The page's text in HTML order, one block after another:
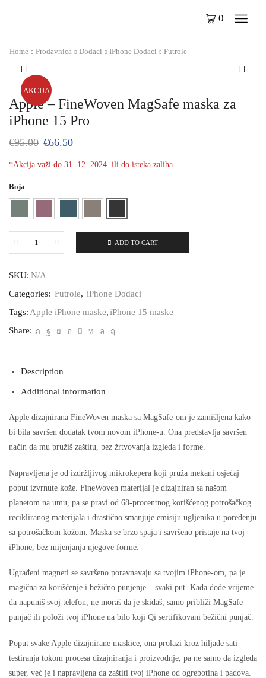
0
Home Prodavnica Dodaci IPhone Dodaci Futrole
AKCIJA
Apple – FineWoven MagSafe maska za
iPhone 15 Pro
€95.00 €66.50
*Akcija važi do 31. 12. 2024. ili do isteka zaliha.
Boja
Apple
MagSafe
maska
iPhone
Pro
ADD TO CART
SKU: N/A
Categories: Futrole, iPhone Dodaci
Tags: Apple iPhone maske, iPhone 15 maske
Share:
Description
Additional information
Apple dizajnirana FineWoven maska sa MagSafe-om je zamišljena kako
bi bila savršen dodatak tvom novom iPhone-u. Ona predstavlja savršen
način da mu pružiš zaštitu, bez žrtvovanja izgleda i forme.
Napravljena je od izdržljivog mikrokepera koji pruža mekani osjećaj
poput izvrnute kože. FineWoven materijal je dizajniran sa našom
planetom na umu, pa se pravi od 68-procentnog korišćenog potrošačkog
recikliranog materijala i drastično smanjuje emisiju ugljenika u poređenju
sa potrošačkom kožom. Maska se brzo spaja i savršeno pristaje na tvoj
iPhone, bez mijenjanja njegove forme.
Ugrađeni magneti se savršeno poravnavaju sa tvojim iPhone-om, pa je
magična za korišćenje i bežično punjenje – svaki put. Kada dođe vrijeme
da napuniš svoj telefon, ne moraš da je skidaš, samo približi MagSafe
punjač ili položi tvoj iPhone na bilo koji Qi sertifikovani bežični punjač.
Poput svake Apple dizajnirane maskice, ona prolazi kroz hiljade sati
testiranja tokom procesa dizajniranja i proizvodnje, pa ne samo da izgleda
super, već je i napravljena da zaštiti tvoj iPhone od ogrebotina i padova.